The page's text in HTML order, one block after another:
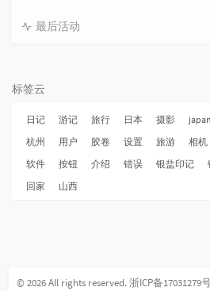
最后活动
标签云
日记 游记 旅行 日本 摄影 japan
杭州
用户 胶卷 设置 旅游 相机
软件
按钮 介绍 错误 银盐印记
回家
山西
© 2026 All rights reserved.浙ICP备17031279